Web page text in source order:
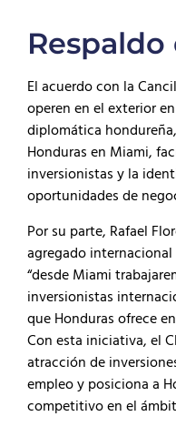
El acuerdo con la
operen en el exterior
diplomática
Honduras en Miami,
inversionistas y la
oportunidades de
Por su parte, Rafael
agregado
“desde Miami
inversionistas
que Honduras ofrece
Con esta iniciativa, el
atracción de
empleo y posiciona a
competitivo en el